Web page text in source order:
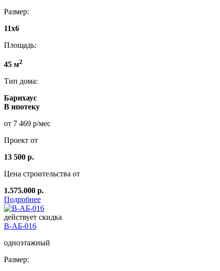
Размер:
11x6
Площадь:
45 м2
Тип дома:
Барнхаус
В ипотеку
от 7 469 р/мес
Проект от
13 500 р.
Цена строительства от
1.575.000 р.
Подробнее
действует скидка
В-АБ-016
одноэтажный
Размер: